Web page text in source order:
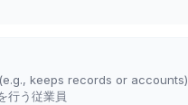
keeps records or accounts)
行う従業員